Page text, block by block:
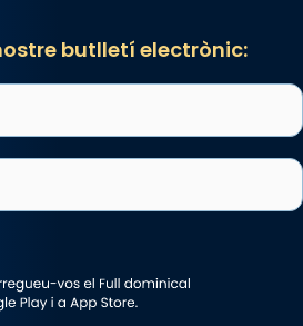
butlletí electrònic: